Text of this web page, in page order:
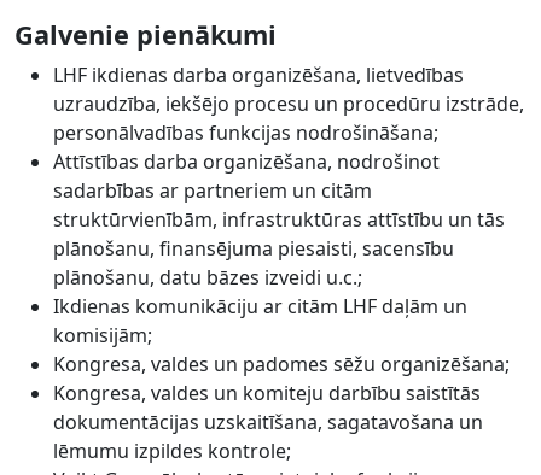
Galvenie pienākumi
LHF ikdienas darba organizēšana, lietvedības
uzraudzība, iekšējo procesu un procedūru izstrāde,
personālvadības funkcijas nodrošināšana;
Attīstības darba organizēšana, nodrošinot
sadarbības ar partneriem un citām
struktūrvienībām, infrastruktūras attīstību un tās
plānošanu, finansējuma piesaisti, sacensību
plānošanu, datu bāzes izveidi u.c.;
Ikdienas komunikāciju ar citām LHF daļām un
komisijām;
Kongresa, valdes un padomes sēžu organizēšana;
Kongresa, valdes un komiteju darbību saistītās
dokumentācijas uzskaitīšana, sagatavošana un
lēmumu izpildes kontrole;